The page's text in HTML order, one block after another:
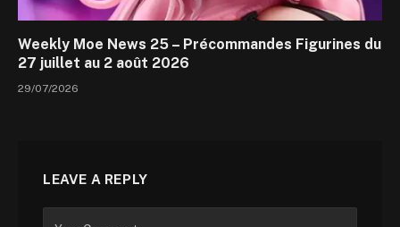
Weekly Moe News 25 – Précommandes Figurines du
27 juillet au 2 août 2026
29/07/2026
LEAVE A REPLY